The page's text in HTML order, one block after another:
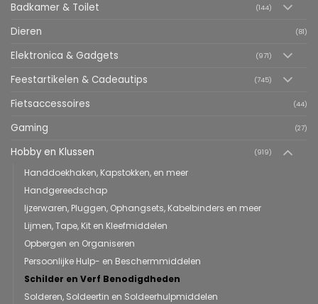
Badkamer & Toilet (144)
Dieren (81)
Elektronica & Gadgets (971)
Feestartikelen & Cadeautips (745)
Fietsaccessoires (44)
Gaming (27)
Hobby en Klussen (919)
Handdoekhaken, Kapstokken, en meer
Handgereedschap
Ijzerwaren, Pluggen, Ophangsets, Kabelbinders en meer
Lijmen, Tape, Kit en Kleefmiddelen
Opbergen en Organiseren
Persoonlijke Hulp- en Beschermmiddelen
Schilder en Verf Benodigdheden
Solderen, Soldeertin en Soldeerhulpmiddelen